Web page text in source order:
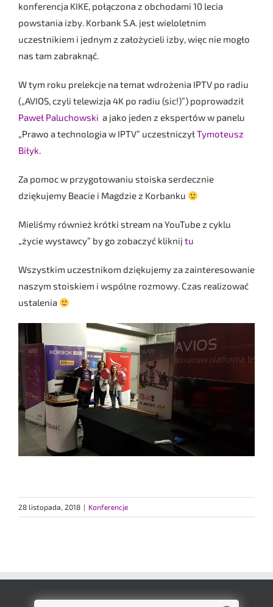
konferencja KIKE, połączona z obchodami 10 lecia
powstania izby. Korbank S.A. jest wieloletnim
uczestnikiem i jednym z założycieli izby, więc nie mogło
nas tam zabraknąć.
W tym roku prelekcje na temat wdrożenia IPTV po radiu
(„AVIOS, czyli telewizja 4K po radiu (sic!)”) poprowadził
Paweł Paluchowski a jako jeden z ekspertów w panelu
„Prawo a technologia w IPTV” uczestniczyłTymoteusz
Biłyk.
Za pomoc w przygotowaniu stoiska serdecznie
dziękujemy Beacie i Magdzie z Korbanku
Mieliśmy również krótki stream na YouTube z cyklu
„życie wystawcy” by go zobaczyć kliknij tu
Wszystkim uczestnikom dziękujemy za zainteresowanie
naszym stoiskiem i wspólne rozmowy. Czas realizować
ustalenia
28 listopada, 2018 | Konferencje